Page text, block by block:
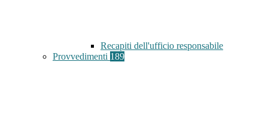
Recapiti dell'ufficio responsabile
Provvedimenti 189